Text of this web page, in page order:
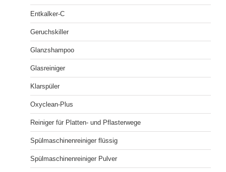
Entkalker-C
Geruchskiller
Glanzshampoo
Glasreiniger
Klarspüler
Oxyclean-Plus
Reiniger für Platten- und Pflasterwege
Spülmaschinenreiniger flüssig
Spülmaschinenreiniger Pulver